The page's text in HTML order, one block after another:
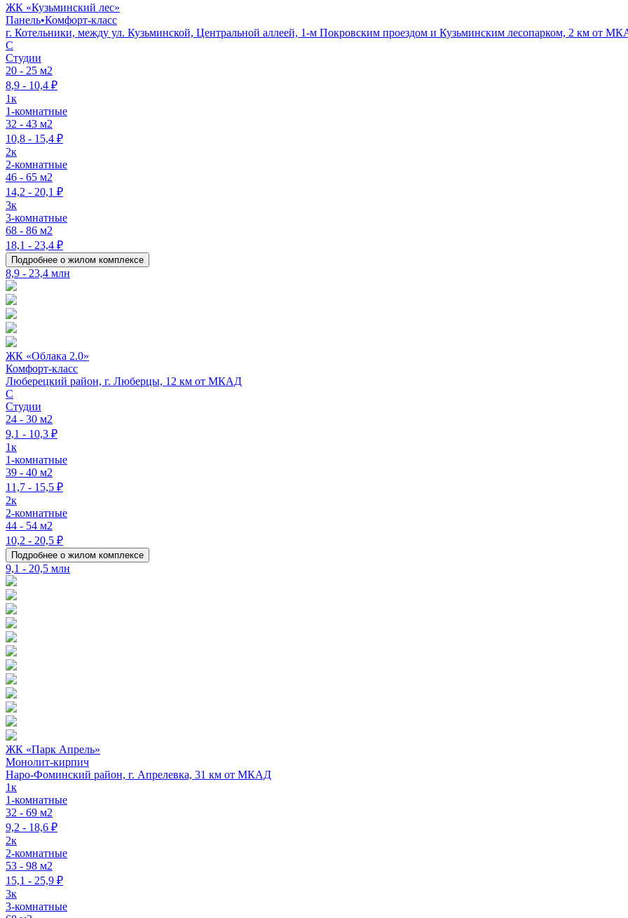
ЖК «Кузьминский лес»
Панель•Комфорт-класс
г. Котельники, между ул. Кузьминской, Центральной аллеей, 1-м Покровским проездом и Кузьминским лесопарком, 2 км от
C
Студии
20 - 25 м2
8,9 - 10,4 ₽
1к
1-комнатные
32 - 43 м2
10,8 - 15,4 ₽
2к
2-комнатные
46 - 65 м2
14,2 - 20,1 ₽
3к
3-комнатные
68 - 86 м2
18,1 - 23,4 ₽
Подробнее о жилом комплексе
8,9 - 23,4 млн
ЖК «Облака 2.0»
Комфорт-класс
Люберецкий район, г. Люберцы, 12 км от МКАД
C
Студии
24 - 30 м2
9,1 - 10,3 ₽
1к
1-комнатные
39 - 40 м2
11,7 - 15,5 ₽
2к
2-комнатные
44 - 54 м2
10,2 - 20,5 ₽
Подробнее о жилом комплексе
9,1 - 20,5 млн
ЖК «Парк Апрель»
Монолит-кирпич
Наро-Фоминский район, г. Апрелевка, 31 км от МКАД
1к
1-комнатные
32 - 69 м2
9,2 - 18,6 ₽
2к
2-комнатные
53 - 98 м2
15,1 - 25,9 ₽
3к
3-комнатные